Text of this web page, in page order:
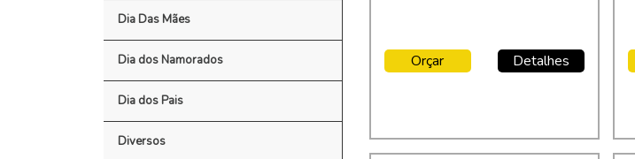
Dia Das Mães
Dia dos Namorados
Dia dos Pais
Diversos
Orçar Detalhes